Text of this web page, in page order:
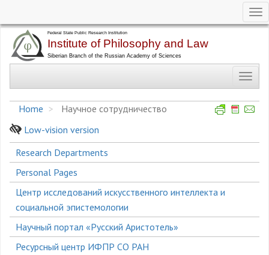
main
Home
Научное сотрудничество
Low-vision version
Боковое
меню
Research Departments
Personal Pages
Центр исследований искусственного интеллекта и
социальной эпистемологии
Научный портал «Русский Аристотель»
Ресурсный центр ИФПР СО РАН